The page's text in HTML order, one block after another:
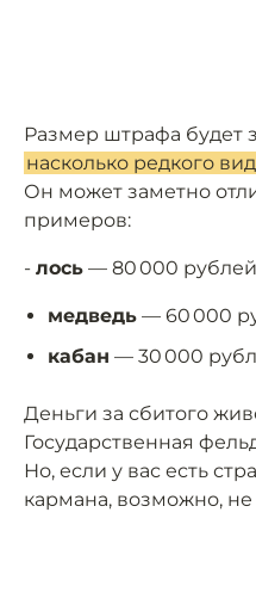
Размер штрафа будет
насколько редкого
Он может заметно
примеров:
- лось — 80 000
медведь — 60 000
кабан — 30 000
Деньги за сбитого
Государственная
Но, если у вас есть
кармана, возможно, не